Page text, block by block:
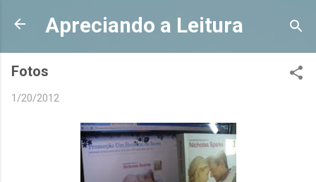
Pular para o conteúdo principal
Apreciando a Leitura
Fotos
1/20/2012